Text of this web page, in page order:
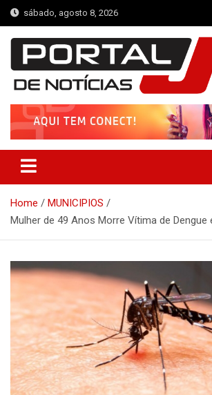
Skip
to
content
sábado, agosto 8, 2026
Portal de Notícias JB
Notícias de Simplício Mendes e Região
Home
MUNICIPIOS
Mulher de 49 Anos Morre Vítima de Dengue